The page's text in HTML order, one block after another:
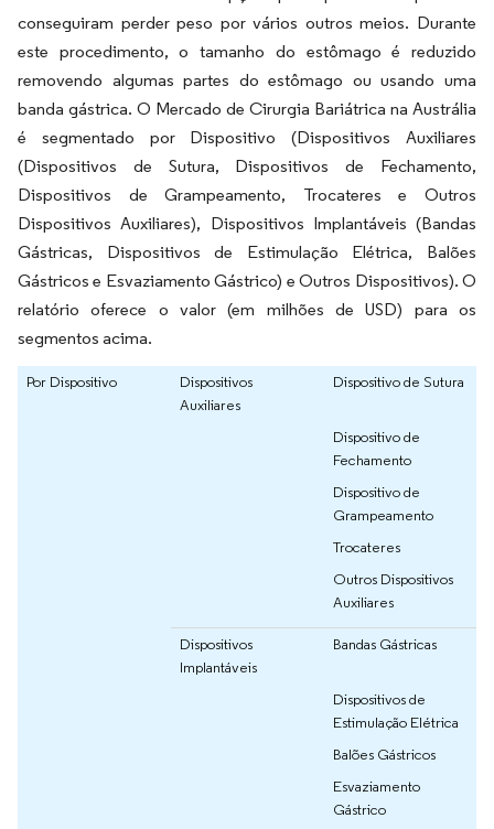
conseguiram perder peso por vários outros meios. Durante
este procedimento, o tamanho do estômago é reduzido
removendo algumas partes do estômago ou usando uma
banda gástrica. O Mercado de Cirurgia Bariátrica na Austrália
é segmentado por Dispositivo (Dispositivos Auxiliares
(Dispositivos de Sutura, Dispositivos de Fechamento,
Dispositivos de Grampeamento, Trocateres e Outros
Dispositivos Auxiliares), Dispositivos Implantáveis (Bandas
Gástricas, Dispositivos de Estimulação Elétrica, Balões
Gástricos e Esvaziamento Gástrico) e Outros Dispositivos). O
relatório oferece o valor (em milhões de USD) para os
segmentos acima.
Por Dispositivo
Dispositivos
Auxiliares
Dispositivo de Sutura
Dispositivo de
Fechamento
Dispositivo de
Grampeamento
Trocateres
Outros Dispositivos
Auxiliares
Dispositivos
Implantáveis
Bandas Gástricas
Dispositivos de
Estimulação Elétrica
Balões Gástricos
Esvaziamento
Gástrico